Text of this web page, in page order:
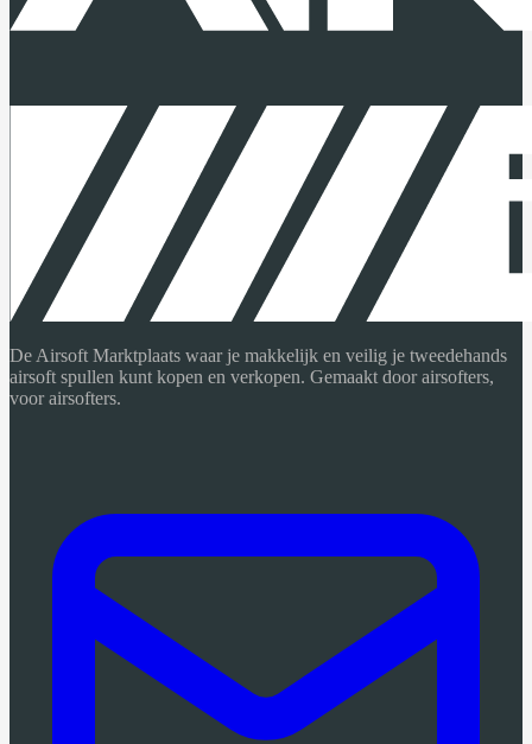
De Airsoft Marktplaats waar je makkelijk en veilig je tweedehands
airsoft spullen kunt kopen en verkopen. Gemaakt door airsofters,
voor airsofters.